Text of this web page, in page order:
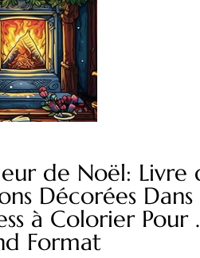
de Noël:
Décorées Dans
à Colorier Pour
Format